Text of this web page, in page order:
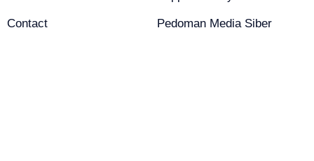
Contact Pedoman Media Siber